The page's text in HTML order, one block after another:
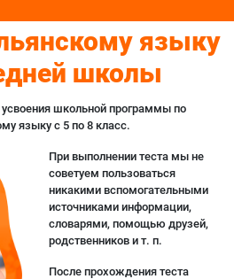
языку
школы
усвоения школьной программы по
языку с 5 по 8 класс.
При выполнении теста мы не
советуем пользоваться
никакими вспомогательными
источниками информации,
словарями, помощью друзей,
родственников и т. п.
После прохождения теста